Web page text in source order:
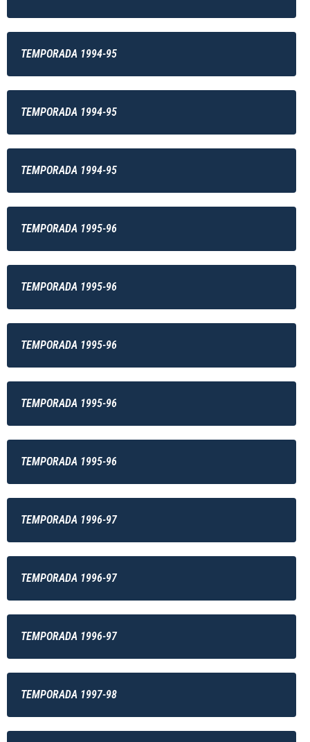
TEMPORADA 1994-95
TEMPORADA 1994-95
TEMPORADA 1994-95
TEMPORADA 1995-96
TEMPORADA 1995-96
TEMPORADA 1995-96
TEMPORADA 1995-96
TEMPORADA 1995-96
TEMPORADA 1996-97
TEMPORADA 1996-97
TEMPORADA 1996-97
TEMPORADA 1997-98